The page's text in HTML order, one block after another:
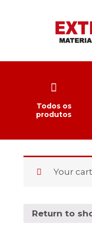
Todos os
produtos
Your
Return to